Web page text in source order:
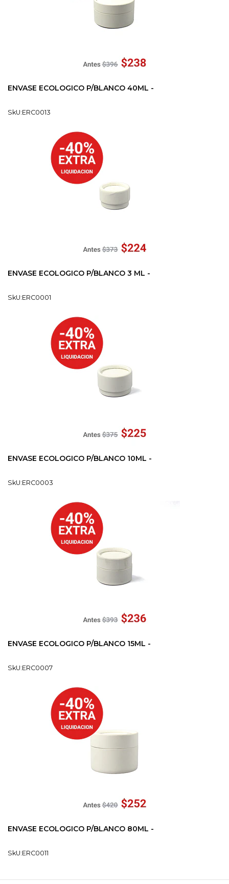
ENVASE ECOLOGICO P/BLANCO 40ML -
SkU:ERC0013
ENVASE ECOLOGICO P/BLANCO 3 ML -
SkU:ERC0001
ENVASE ECOLOGICO P/BLANCO 10ML -
SkU:ERC0003
ENVASE ECOLOGICO P/BLANCO 15ML -
SkU:ERC0007
ENVASE ECOLOGICO P/BLANCO 80ML -
SkU:ERC0011